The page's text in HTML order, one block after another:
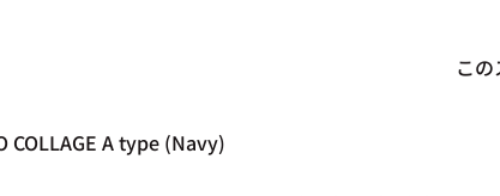
こ
COLLAGE A type (Navy)